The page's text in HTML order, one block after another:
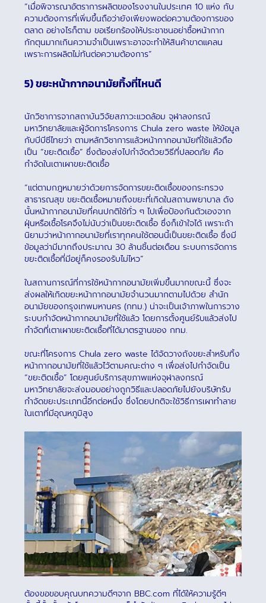
“เมื่อพิจารณาอัตราการผลิตของโรงงานในประเทศ 10 แห่ง กับ
ความต้องการที่เพิ่มขึ้นถือว่ายังเพียงพอต่อความต้องการของ
ตลาด อย่างไรก็ตาม ขอเรียกร้องให้ประชาชนอย่าซื้อหน้ากาก
กักตุนมากเกินความจำเป็นเพราะอาจจะทำให้สินค้าขาดแคลน
เพราะการผลิตไม่ทันต่อความต้องการ”
5) ขยะหน้ากากอนามัยทิ้งที่ไหนดี
นักวิชาการจากสถาบันวิจัยสภาวะแวดล้อม จุฬาลงกรณ์
มหาวิทยาลัยและผู้จัดการโครงการ Chula zero waste ให้ข้อมูล
กับบีบีซีไทยว่า ตามหลักวิชาการแล้วหน้ากากอนามัยที่ใช้แล้วถือ
เป็น “ขยะติดเชื้อ” ซึ่งต้องส่งไปกำจัดด้วยวิธีที่ปลอดภัย คือ
กำจัดในเตาเผาขยะติดเชื้อ
“แต่ตามกฎหมายว่าด้วยการจัดการขยะติดเชื้อของกระทรวง
สาธารณสุข ขยะติดเชื้อหมายถึงขยะที่เกิดในสถานพยาบาล ดัง
นั้นหน้ากากอนามัยที่คนปกติใช้ทั่ว ๆ ไปเพื่อป้องกันตัวเองจาก
ฝุ่นหรือเชื้อโรคจึงไม่นับว่าเป็นขยะติดเชื้อ ซึ่งก็เข้าใจได้ เพราะถ้า
นิยามว่าหน้ากากอนามัยที่เราทุกคนใช้ตอนนี้เป็นขยะติดเชื้อ ซึ่งมี
ข้อมูลว่ามีมากถึงประมาณ 30 ล้านชิ้นต่อเดือน ระบบการจัดการ
ขยะติดเชื้อที่มีอยู่ก็คงรองรับไม่ไหว”
ในสถานการณ์ที่การใช้หน้ากากอนามัยเพิ่มขึ้นมากขณะนี้ ซึ่งจะ
ส่งผลให้เกิดขยะหน้ากากอนามัยจำนวนมากตามไปด้วย สำนัก
อนามัยของกรุงเทพมหานคร (กทม.) น่าจะเป็นเจ้าภาพในการวาง
ระบบกำจัดหน้ากากอนามัยที่ใช้แล้ว โดยการตั้งศูนย์รับแล้วส่งไป
กำจัดที่เตาเผาขยะติดเชื้อที่ได้มาตรฐานของ กทม.
ขณะที่โครงการ Chula zero waste ได้จัดวางถังขยะสำหรับทิ้ง
หน้ากากอนามัยที่ใช้แล้วไว้ตามคณะต่าง ๆ เพื่อส่งไปกำจัดเป็น
“ขยะติดเชื้อ” โดยศูนย์บริการสุขภาพแห่งจุฬาลงกรณ์
มหาวิทยาลัยจะส่งมอบอย่างถูกวิธีและปลอดภัยไปยังบริษัทรับ
กำจัดขยะประเภทนี้อีกต่อหนึ่ง ซึ่งโดยปกติจะใช้วิธีการเผาทำลาย
ในเตาที่มีอุณหภูมิสูง
ต้องขอขอบคุณบทความดีๆจาก BBC.com ที่ได้ให้ความรู้ดีๆ